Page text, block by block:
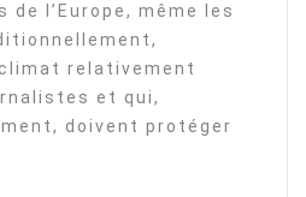
l’Europe, même les
relativement
et qui,
doivent protéger